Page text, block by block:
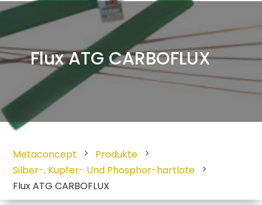
Flux ATG CARBOFLUX
Metaconcept
Produkte
Silber-, Kupfer- Und Phosphor-hartlote
Flux ATG CARBOFLUX